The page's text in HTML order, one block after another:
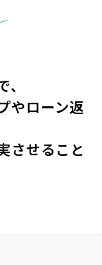
やローン返
させること